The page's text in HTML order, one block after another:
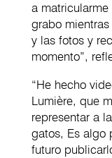
a
grabo
y las fotos y
momento”,
“He hecho
Lumière, que
representar a
gatos, Es algo
futuro